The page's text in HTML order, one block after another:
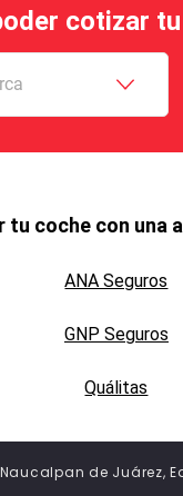
cotizar
tu coche con una
ANA Seguros
GNP Seguros
Quálitas
de Juárez,